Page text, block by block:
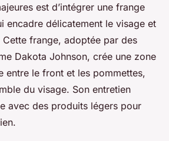
est d’intégrer une frange
encadre délicatement le visage et
frange, adoptée par des
Dakota Johnson, crée une zone
entre le front et les pommettes,
du visage. Son entretien
avec des produits légers pour